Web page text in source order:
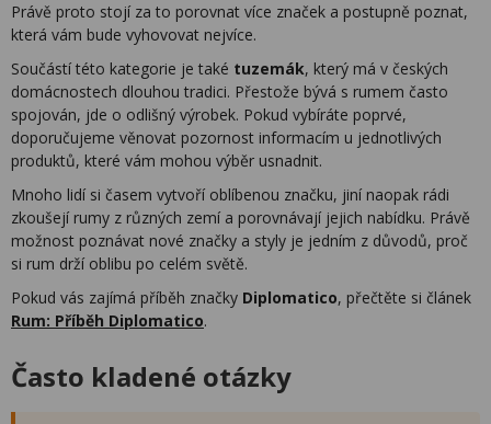
Právě proto stojí za to porovnat více značek a postupně poznat,
která vám bude vyhovovat nejvíce.
Součástí této kategorie je také tuzemák, který má v českých
domácnostech dlouhou tradici. Přestože bývá s rumem často
spojován, jde o odlišný výrobek. Pokud vybíráte poprvé,
doporučujeme věnovat pozornost informacím u jednotlivých
produktů, které vám mohou výběr usnadnit.
Mnoho lidí si časem vytvoří oblíbenou značku, jiní naopak rádi
zkoušejí rumy z různých zemí a porovnávají jejich nabídku. Právě
možnost poznávat nové značky a styly je jedním z důvodů, proč
si rum drží oblibu po celém světě.
Pokud vás zajímá příběh značky Diplomatico, přečtěte si článek
Rum: Příběh Diplomatico.
Často kladené otázky